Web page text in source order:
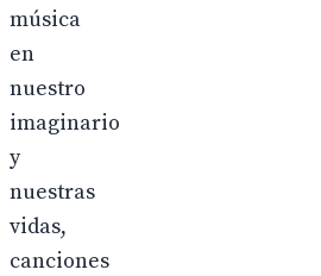
música
en
nuestro
imaginario
y
nuestras
vidas,
canciones